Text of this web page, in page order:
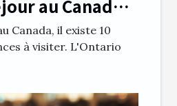
au Canada
Canada, il existe 10
à visiter. L'Ontario